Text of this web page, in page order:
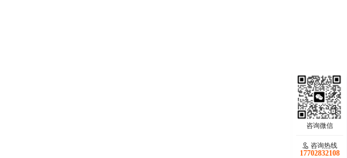
咨询热线
17702832108